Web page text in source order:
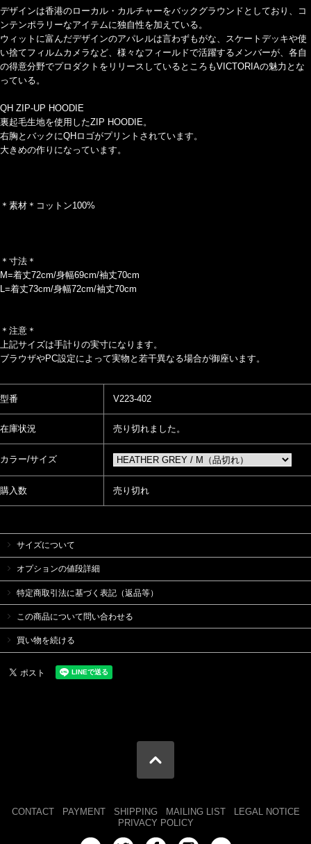
デザインは香港のローカル・カルチャーをバックグラウンドとしており、コ
ンテンポラリーなアイテムに独自性を加えている。
ウィットに富んだデザインのアパレルは言わずもがな、スケートデッキや使
い捨てフィルムカメラなど、様々なフィールドで活躍するメンバーが、各自
の得意分野でプロダクトをリリースしているところもVICTORIAの魅力とな
っている。
QH ZIP-UP HOODIE
裏起毛生地を使用したZIP HOODIE。
右胸とバックにQHロゴがプリントされています。
大きめの作りになっています。
＊素材＊コットン100%
＊寸法＊
M=着丈72cm/身幅69cm/袖丈70cm
L=着丈73cm/身幅72cm/袖丈70cm
＊注意＊
上記サイズは手計りの実寸になります。
ブラウザやPC設定によって実物と若干異なる場合が御座います。
型番 V223-402
在庫状況 売り切れました。
カラー/サイズ
購入数 売り切れ
サイズについて
オプションの値段詳細
特定商取引法に基づく表記（返品等）
この商品について問い合わせる
買い物を続ける
CONTACT PAYMENT SHIPPING MAILING LIST
LEGAL NOTICE
PRIVACY POLICY